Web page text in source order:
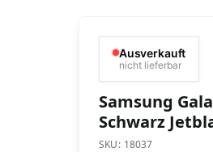
Ausverkauft
nicht lieferbar
Samsung
Schwarz
SKU: 18037